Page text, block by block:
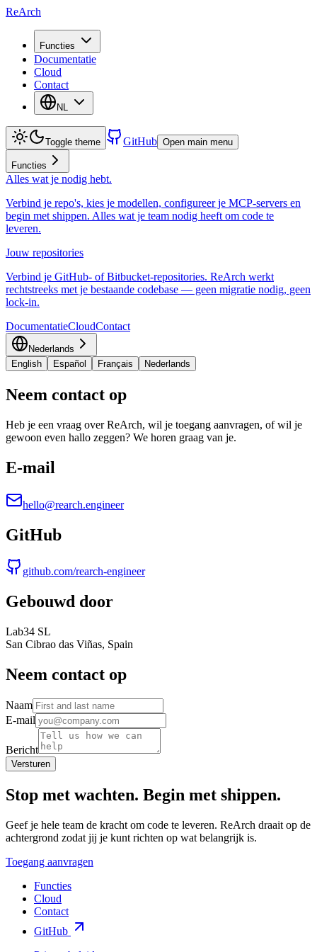
ReArch
Functies
Documentatie
Cloud
Contact
NL
Toggle theme GitHub Open main menu
Functies
Alles wat je nodig hebt.
Verbind je repo's, kies je modellen, configureer je MCP-servers en
begin met shippen. Alles wat je team nodig heeft om code te
leveren.
Jouw repositories
Verbind je GitHub- of Bitbucket-repositories. ReArch werkt
rechtstreeks met je bestaande codebase — geen migratie nodig, geen
lock-in.
DocumentatieCloudContact
Nederlands
English
Español Français Nederlands
Neem contact op
Heb je een vraag over ReArch, wil je toegang aanvragen, of wil je
gewoon even hallo zeggen? We horen graag van je.
E-mail
hello@rearch.engineer
GitHub
github.com/rearch-engineer
Gebouwd door
Lab34 SL
San Cibrao das Viñas, Spain
Neem contact op
Naam
E-mail
Bericht
Versturen
Stop met wachten. Begin met shippen.
Geef je hele team de kracht om code te leveren. ReArch draait op de
achtergrond zodat jij je kunt richten op wat belangrijk is.
Toegang aanvragen
Functies
Cloud
Contact
GitHub